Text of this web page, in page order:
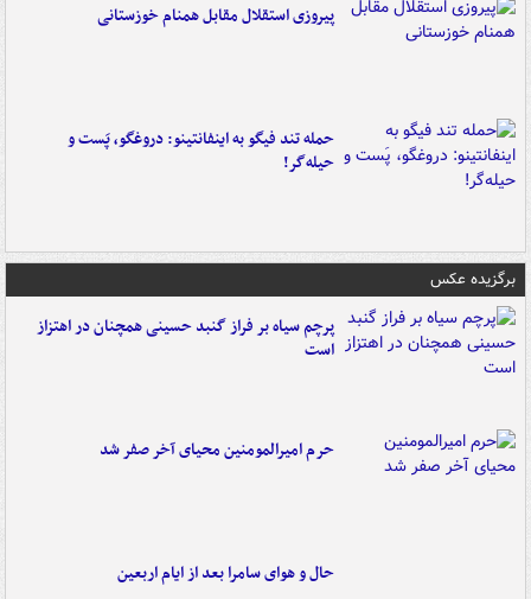
پیروزی استقلال مقابل همنام خوزستانی
حمله تند فیگو به اینفانتینو: دروغگو، پَست‌ و
حیله‌گر!
برگزیده عکس
پرچم سیاه بر فراز گنبد حسینی همچنان در اهتزاز
است
حرم امیرالمومنین محیای آخر صفر شد
حال و هوای سامرا بعد از ایام اربعین